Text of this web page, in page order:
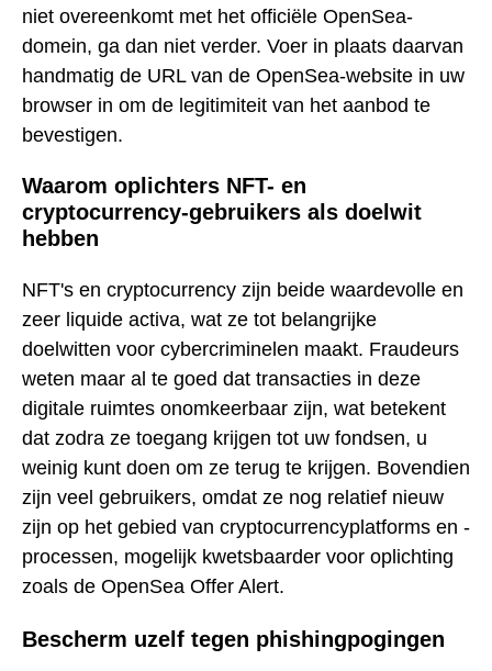
niet overeenkomt met het officiële OpenSea-
domein, ga dan niet verder. Voer in plaats daarvan
handmatig de URL van de OpenSea-website in uw
browser in om de legitimiteit van het aanbod te
bevestigen.
Waarom oplichters NFT- en
cryptocurrency-gebruikers als doelwit
hebben
NFT's en cryptocurrency zijn beide waardevolle en
zeer liquide activa, wat ze tot belangrijke
doelwitten voor cybercriminelen maakt. Fraudeurs
weten maar al te goed dat transacties in deze
digitale ruimtes onomkeerbaar zijn, wat betekent
dat zodra ze toegang krijgen tot uw fondsen, u
weinig kunt doen om ze terug te krijgen. Bovendien
zijn veel gebruikers, omdat ze nog relatief nieuw
zijn op het gebied van cryptocurrencyplatforms en -
processen, mogelijk kwetsbaarder voor oplichting
zoals de OpenSea Offer Alert.
Bescherm uzelf tegen phishingpogingen